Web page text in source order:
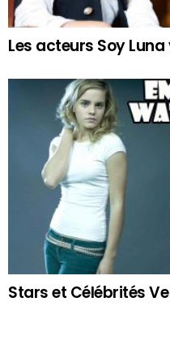
Les acteurs Soy
Stars et Célébrités